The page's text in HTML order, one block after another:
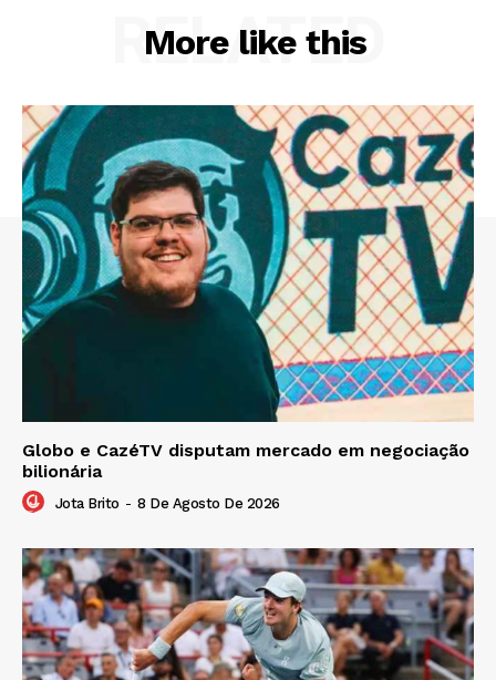
More like this
RELATED
Globo e CazéTV disputam mercado em negociação
bilionária
Jota Brito - 8 De Agosto De 2026